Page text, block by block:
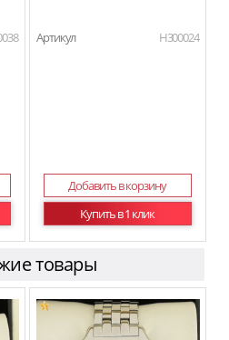
Артикул H300024
Добавить в корзину
Купить в 1 клик
товары